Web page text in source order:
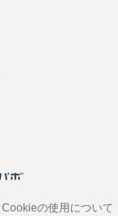
Cookieの使用について